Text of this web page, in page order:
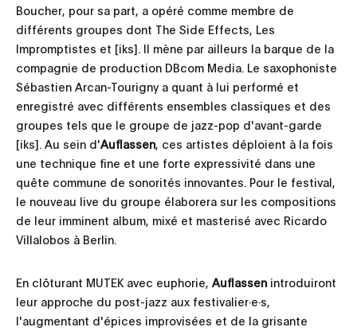
Boucher, pour sa part, a opéré comme membre de
différents groupes dont The Side Effects, Les
Impromptistes et [iks]. Il mène par ailleurs la barque de la
compagnie de production DBcom Media. Le saxophoniste
Sébastien Arcan-Tourigny a quant à lui performé et
enregistré avec différents ensembles classiques et des
groupes tels que le groupe de jazz-pop d'avant-garde
[iks]. Au sein d'Auflassen, ces artistes déploient à la fois
une technique fine et une forte expressivité dans une
quête commune de sonorités innovantes. Pour le festival,
le nouveau live du groupe élaborera sur les compositions
de leur imminent album, mixé et masterisé avec Ricardo
Villalobos à Berlin.
En clôturant MUTEK avec euphorie, Auflassen introduiront
leur approche du post-jazz aux festivalier·e·s,
l'augmentant d'épices improvisées et de la grisante